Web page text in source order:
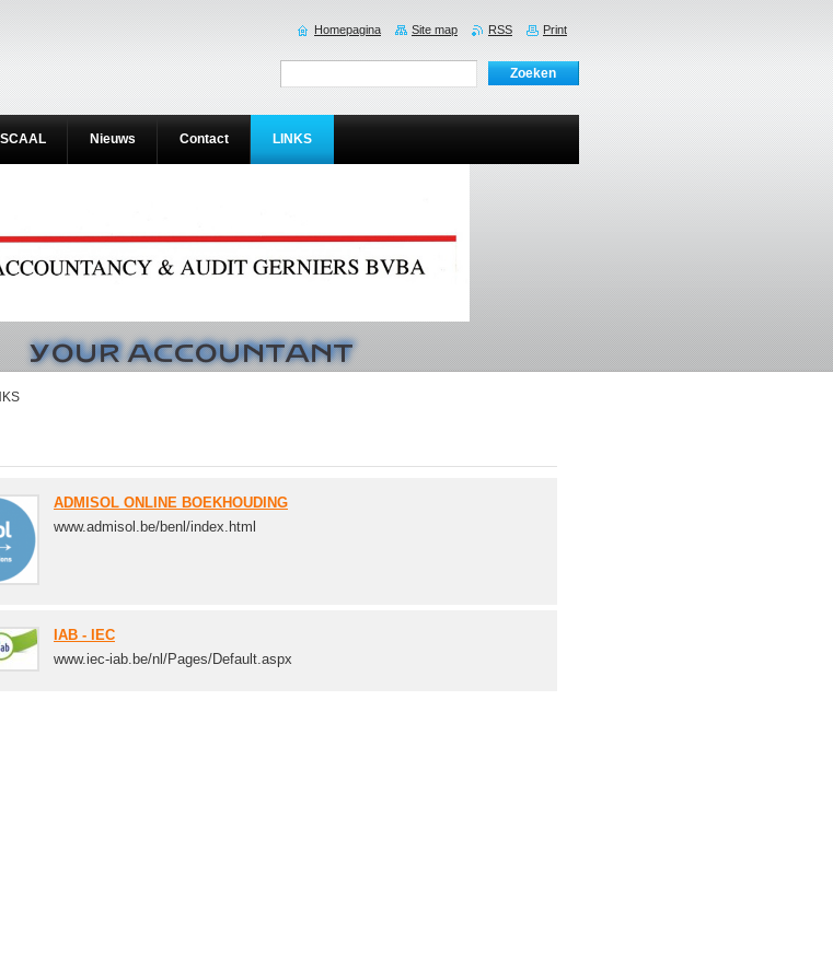
ADMISOL ONLINE BOEKHOUDING
www.admisol.be/benl/index.html
IAB - IEC
www.iec-iab.be/nl/Pages/Default.aspx
Nieuws Contact LINKS
Homepagina Site map RSS Print